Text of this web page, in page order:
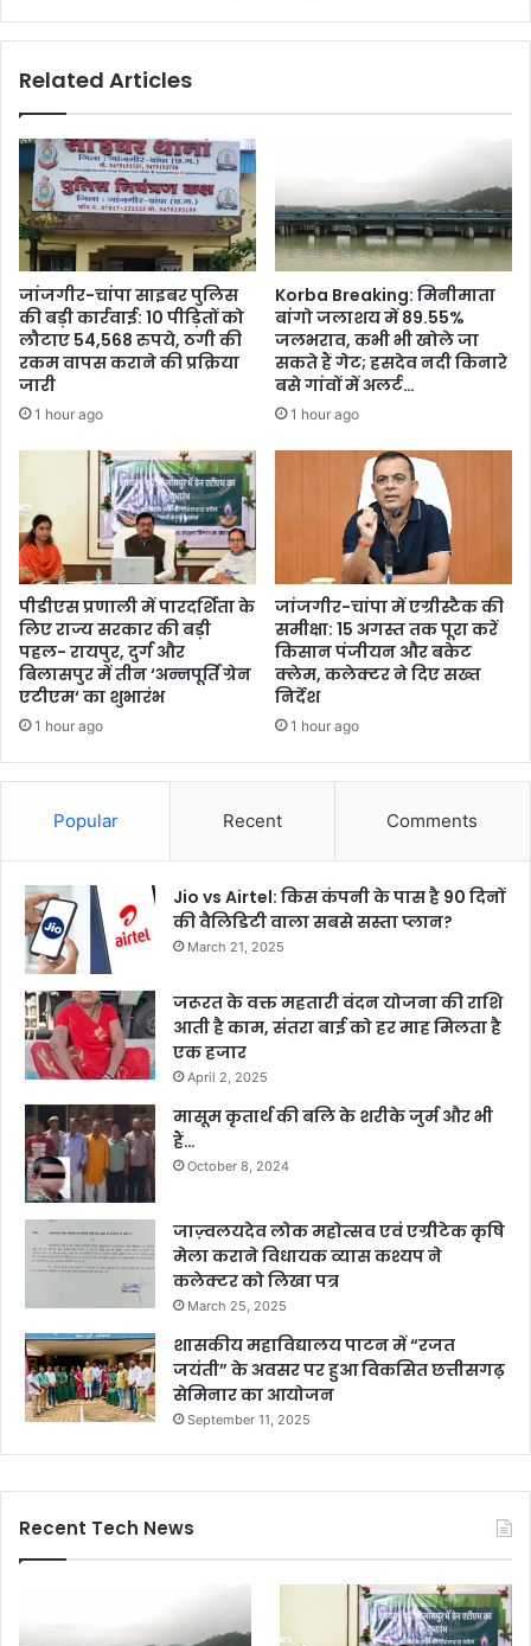
Related Articles
जांजगीर-चांपा साइबर पुलिस
की बड़ी कार्रवाई: 10 पीड़ितों को
लौटाए 54,568 रुपये, ठगी की
रकम वापस कराने की प्रक्रिया
जारी
1 hour ago
Korba Breaking: मिनीमाता
बांगो जलाशय में 89.55%
जलभराव, कभी भी खोले जा
सकते हैं गेट; हसदेव नदी किनारे
बसे गांवों में अलर्ट…
1 hour ago
पीडीएस प्रणाली में पारदर्शिता के
लिए राज्य सरकार की बड़ी
पहल- रायपुर, दुर्ग और
बिलासपुर में तीन ‘अन्नपूर्ति ग्रेन
एटीएम‘ का शुभारंभ
1 hour ago
जांजगीर-चांपा में एग्रीस्टैक की
समीक्षा: 15 अगस्त तक पूरा करें
किसान पंजीयन और बकेट
क्लेम, कलेक्टर ने दिए सख्त
निर्देश
1 hour ago
Popular Recent Comments
Jio vs Airtel: किस कंपनी के पास है 90 दिनों
की वैलिडिटी वाला सबसे सस्ता प्लान?
March 21, 2025
जरूरत के वक्त महतारी वंदन योजना की राशि
आती है काम, संतरा बाई को हर माह मिलता है
एक हजार
April 2, 2025
मासूम कृतार्थ की बलि के शरीके जुर्म और भी
हैं…
October 8, 2024
जाज़्वलयदेव लोक महोत्सव एवं एग्रीटेक कृषि
मेला कराने विधायक व्यास कश्यप ने
कलेक्टर को लिखा पत्र
March 25, 2025
शासकीय महाविद्यालय पाटन में “रजत
जयंती” के अवसर पर हुआ विकसित छत्तीसगढ़
सेमिनार का आयोजन
September 11, 2025
Recent Tech News